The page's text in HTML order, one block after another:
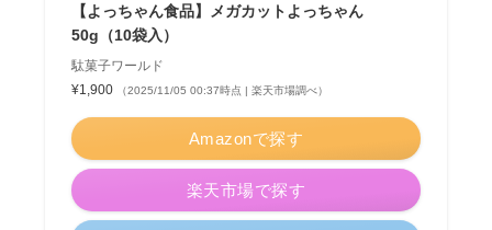
【よっちゃん食品】メガカットよっちゃん
50g（10袋入）
駄菓子ワールド
¥1,900
（2025/11/05 00:37時点 | 楽天市場調べ）
Amazonで探す
楽天市場で探す